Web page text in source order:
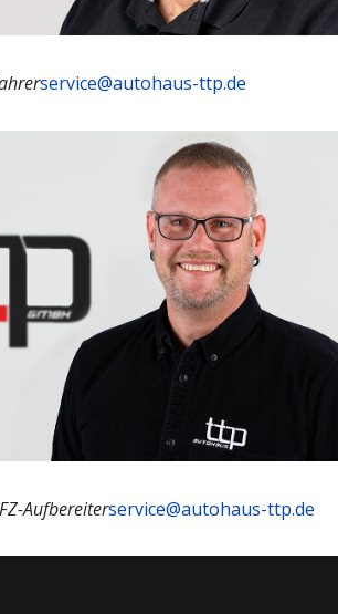
service@autohaus-ttp.de
Aufbereiterservice@autohaus-ttp.de